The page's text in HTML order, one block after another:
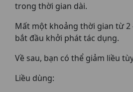
trong thời gian dài.
Mất một khoảng thời gian từ 2
bắt đầu khởi phát tác dụng.
Về sau, bạn có thể giảm liều
Liều dùng: